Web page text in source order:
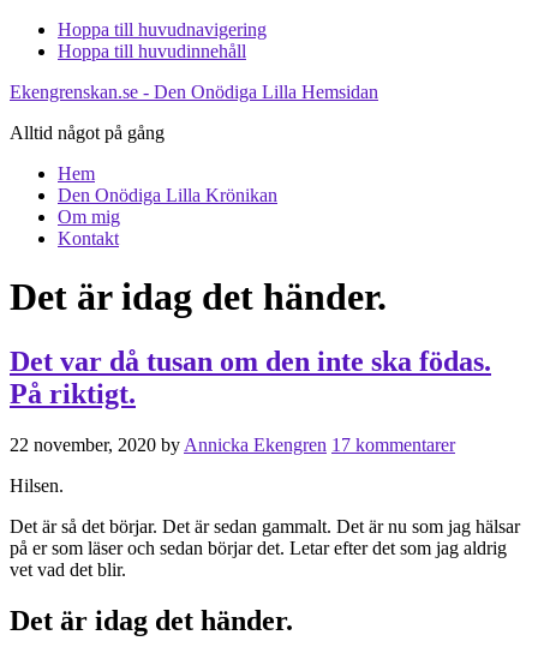
Hoppa till huvudnavigering
Hoppa till huvudinnehåll
Ekengrenskan.se - Den Onödiga Lilla Hemsidan
Alltid något på gång
Hem
Den Onödiga Lilla Krönikan
Om mig
Kontakt
Det är idag det händer.
Det var då tusan om den inte ska födas.
På riktigt.
22 november, 2020 by Annicka Ekengren 17 kommentarer
Hilsen.
Det är så det börjar. Det är sedan gammalt. Det är nu som jag hälsar
på er som läser och sedan börjar det. Letar efter det som jag aldrig
vet vad det blir.
Det är idag det händer.